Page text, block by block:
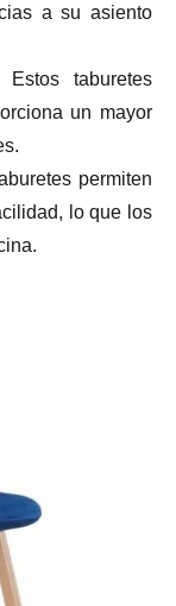
a su asiento
taburetes
un mayor
permiten
lo que los